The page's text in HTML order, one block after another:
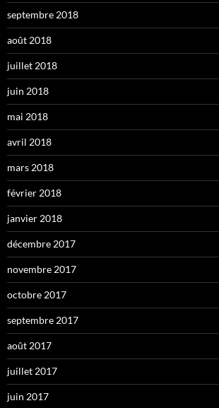
septembre 2018
août 2018
juillet 2018
juin 2018
mai 2018
avril 2018
mars 2018
février 2018
janvier 2018
décembre 2017
novembre 2017
octobre 2017
septembre 2017
août 2017
juillet 2017
juin 2017